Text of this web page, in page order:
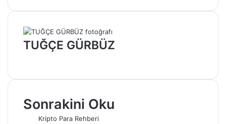
TUĞÇE GÜRBÜZ
Sonrakini Oku
Kripto Para Rehberi